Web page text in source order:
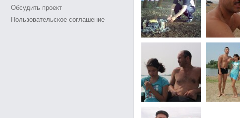
Обсудить проект
Пользовательское соглашение